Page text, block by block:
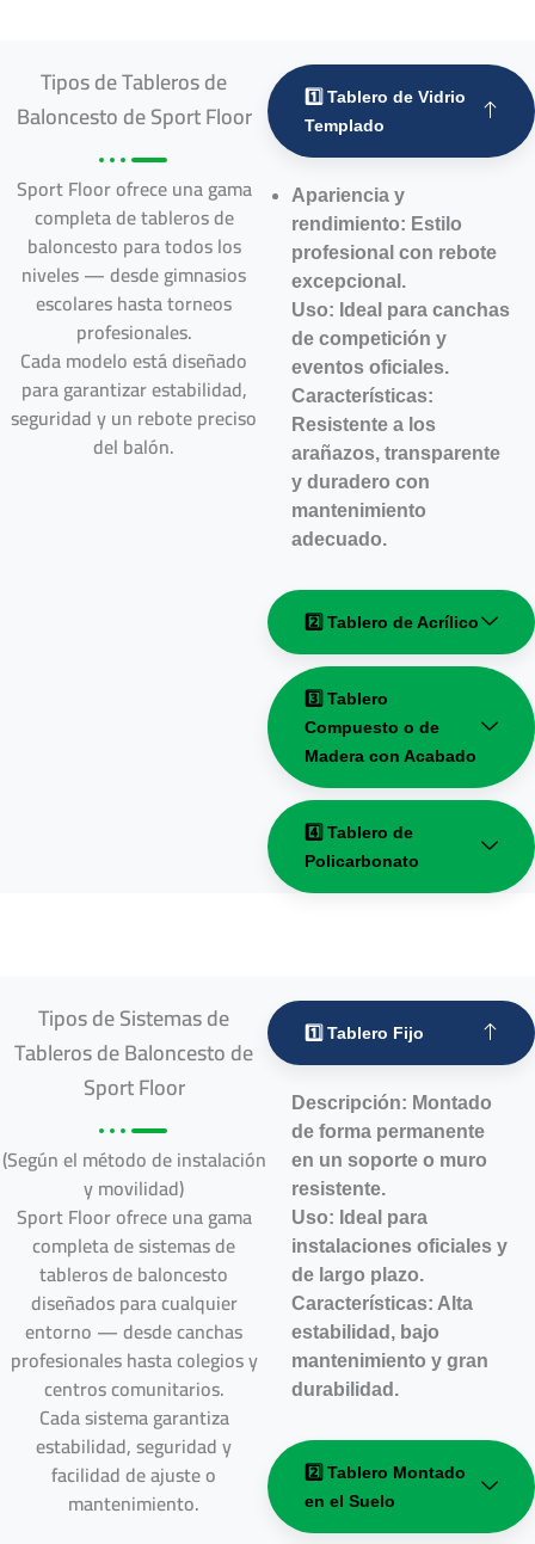
Tipos de Tableros de
Baloncesto de Sport Floor
Sport Floor ofrece una gama
completa de tableros de
baloncesto para todos los
niveles — desde gimnasios
escolares hasta torneos
profesionales.
Cada modelo está diseñado
para garantizar estabilidad,
seguridad y un rebote preciso
del balón.
1️⃣ Tablero de Vidrio
Templado
Apariencia y
rendimiento: Estilo
profesional con rebote
excepcional.
Uso: Ideal para canchas
de competición y
eventos oficiales.
Características:
Resistente a los
arañazos, transparente
y duradero con
mantenimiento
adecuado.
2️⃣ Tablero de Acrílico
3️⃣ Tablero
Compuesto o de
Madera con Acabado
4️⃣ Tablero de
Policarbonato
Tipos de Sistemas de
Tableros de Baloncesto de
Sport Floor
(Según el método de instalación
y movilidad)
Sport Floor ofrece una gama
completa de sistemas de
tableros de baloncesto
diseñados para cualquier
entorno — desde canchas
profesionales hasta colegios y
centros comunitarios.
Cada sistema garantiza
estabilidad, seguridad y
facilidad de ajuste o
mantenimiento.
1️⃣ Tablero Fijo
Descripción: Montado
de forma permanente
en un soporte o muro
resistente.
Uso: Ideal para
instalaciones oficiales y
de largo plazo.
Características: Alta
estabilidad, bajo
mantenimiento y gran
durabilidad.
2️⃣ Tablero Montado
en el Suelo